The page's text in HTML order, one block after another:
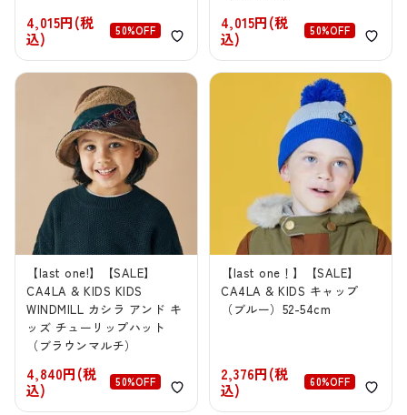
4,015円(税
込)
50%OFF
4,015円(税
込)
50%OFF
【last one!】【SALE】
CA4LA & KIDS KIDS
WINDMILL カシラ アンド キ
ッズ チューリップハット
（ブラウンマルチ）
4,840円(税
込)
50%OFF
【last one！】【SALE】
CA4LA & KIDS キャップ
（ブルー）52-54cm
2,376円(税
込)
60%OFF